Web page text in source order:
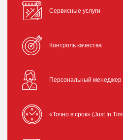
Сервисные услуги
Контроль качества
Персональный менеджер
«Точно в срок» (Just In